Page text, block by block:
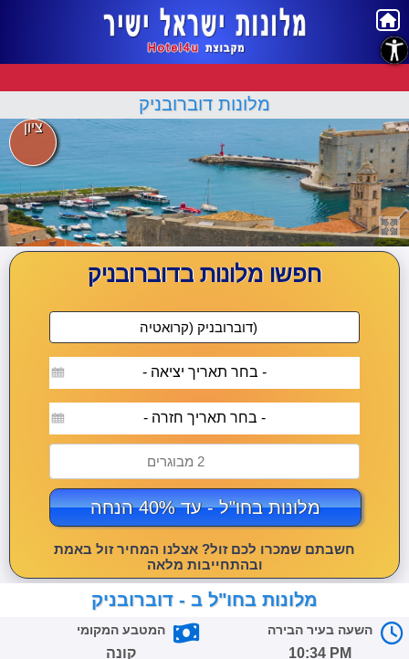
מלונות דוברובניק
ציון
חפשו מלונות בדוברובניק
- בחר תאריך יציאה -
- בחר תאריך חזרה -
2 מבוגרים
מלונות בחו"ל - עד 40% הנחה
חשבתם שמכרו לכם זול? אצלנו המחיר זול באמת
ובהתחייבות מלאה
מלונות בחו"ל ב - דוברובניק
המטבע המקומי
קונה
השעה בעיר הבירה
10:34 PM
נגישות